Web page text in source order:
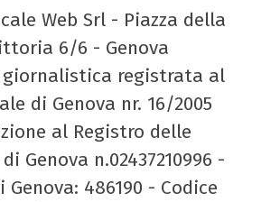
Web Srl - Piazza della
6/6 - Genova
registrata al
di Genova nr. 16/2005
al Registro delle
Genova n.02437210996 -
Genova: 486190 - Codice